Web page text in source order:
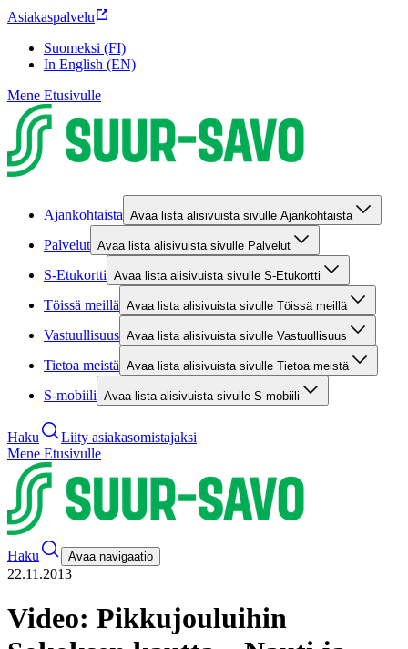
Asiakaspalvelu
Suomeksi (FI)
In English (EN)
Mene Etusivulle
Ajankohtaista Avaa lista alisivuista sivulle Ajankohtaista
Palvelut Avaa lista alisivuista sivulle Palvelut
S-Etukortti Avaa lista alisivuista sivulle S-Etukortti
Töissä meillä Avaa lista alisivuista sivulle Töissä meillä
Vastuullisuus Avaa lista alisivuista sivulle Vastuullisuus
Tietoa meistä Avaa lista alisivuista sivulle Tietoa meistä
S-mobiili Avaa lista alisivuista sivulle S-mobiili
Haku
Liity asiakasomistajaksi
Mene Etusivulle
Haku Avaa navigaatio
22.11.2013
Video: Pikkujouluihin